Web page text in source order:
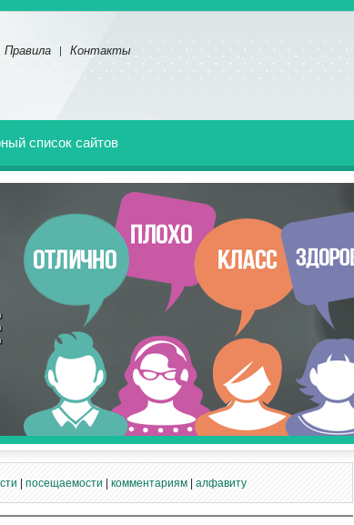
Правила Контакты
список сайтов
| посещаемости | комментариям| алфавиту